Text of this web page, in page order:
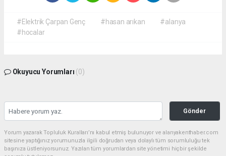
#Elektrik Çarpan Genç #hasan arıkan
#alanya
#hocalar
Okuyucu Yorumları (0)
Gönder
Yorum yazarak Topluluk Kuralları’nı kabul etmiş bulunuyor ve alanyakenthaber.com
sitesine yaptığınız yorumunuzla ilgili doğrudan veya dolaylı tüm sorumluluğu tek
başınıza üstleniyorsunuz. Yazılan tüm yorumlardan site yönetimi hiçbir şekilde